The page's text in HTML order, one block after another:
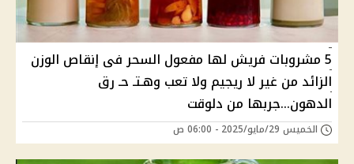
5 مشروبات فريش لها مفعول السحر فى إنقاص الوزن
الزائد من غير لا ريجيم ولا تعب وهـتـ حـ رق
الدهون...جربها من دلوقت
الخميس 29/مايو/2025 - 06:00 ص